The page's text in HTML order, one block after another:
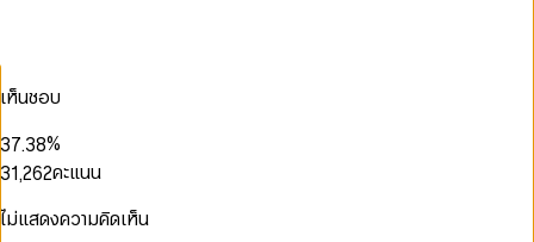
เห็นชอบ
1
3
4
5
6
7
5
7
8
9
.
1
3
4
5
6
7
6
8
9
%
0
2
3
5
0
1
3
,
1
2
4
3
5
6
8
0
1
2
4
คะแนน
ไม่แสดงความคิดเห็น
0
2
3
4
6
1
3
4
5
7
0
1
2
4
0
1
2
3
4
0
1
0
2
3
4
60